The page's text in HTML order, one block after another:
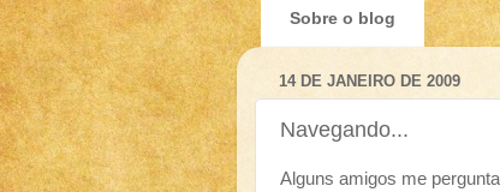
Sobre o blog
14 DE JANEIRO DE 2009
Navegando...
Alguns amigos me